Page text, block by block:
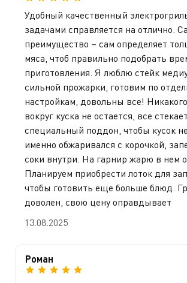
Удобный качественный
задачами справляется на отлично.
преимущество – сам определяет
мяса, чтоб правильно подобрать
приготовления. Я люблю стейк
сильной прожарки, готовим по
настройкам, довольны все!
вокруг куска не остается, все
специальный поддон, чтобы кусок
именно обжаривался с корочкой,
соки внутри. На гарнир жарю в нем
Планируем приобрести лоток для
чтобы готовить еще больше блюд.
доволен, свою цену оправдывает
13.08.2025
Роман